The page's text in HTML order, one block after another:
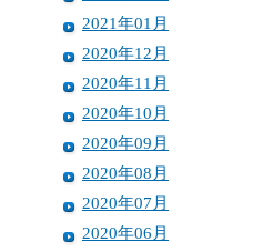
2021年01月
2020年12月
2020年11月
2020年10月
2020年09月
2020年08月
2020年07月
2020年06月